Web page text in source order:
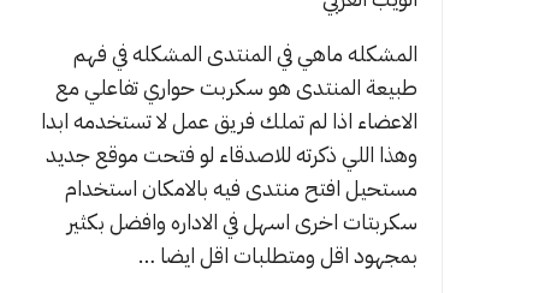
المشكله ماهي في المنتدى المشكله في فهم
طبيعة المنتدى هو سكربت حواري تفاعلي مع
الاعضاء اذا لم تملك فريق عمل لا تستخدمه ابدا
وهذا اللي ذكرته للاصدقاء لو فتحت موقع جديد
مستحيل افتح منتدى فيه بالامكان استخدام
سكربتات اخرى اسهل في الاداره وافضل بكثير
بمجهود اقل ومتطلبات اقل ايضا …